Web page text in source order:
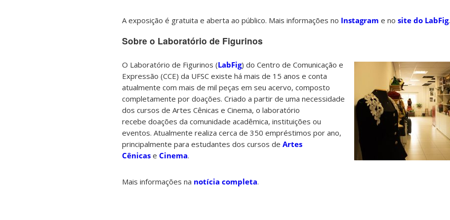
A exposição é gratuita e aberta ao público. Mais informações no Instagram e no site do LabFig.
Sobre o Laboratório de Figurinos
O Laboratório de Figurinos (LabFig) do Centro de Comunicação e
Expressão (CCE) da UFSC existe há mais de 15 anos e conta
atualmente com mais de mil peças em seu acervo, composto
completamente por doações. Criado a partir de uma necessidade
dos cursos de Artes Cênicas e Cinema, o laboratório
recebe doações da comunidade acadêmica, instituições ou
eventos. Atualmente realiza cerca de 350 empréstimos por ano,
principalmente para estudantes dos cursos de Artes
Cênicas e Cinema.
Mais informações na notícia completa.